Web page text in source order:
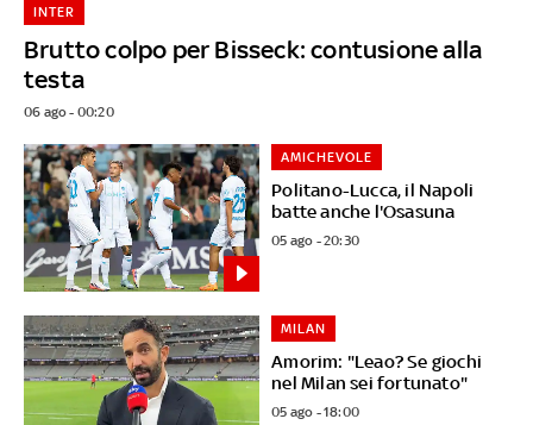
Brutto colpo per Bisseck: contusione alla
testa
INTER
06 ago - 00:20
Politano-Lucca, il Napoli
batte anche l'Osasuna
AMICHEVOLE
05 ago - 20:30
Amorim: "Leao? Se giochi
nel Milan sei fortunato"
MILAN
05 ago - 18:00